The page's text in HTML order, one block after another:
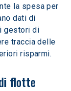
la spesa per
dati di
gestori di
traccia delle
risparmi.
flotte